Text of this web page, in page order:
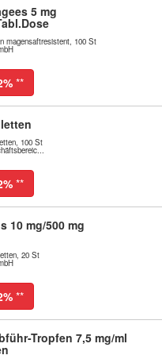
5 mg
magensaftresistent, 100 St
**
100 St
**
10 mg/500 mg
20 St
**
Tropfen 7,5 mg/ml